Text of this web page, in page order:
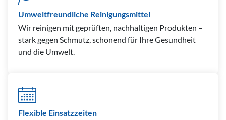
Umweltfreundliche Reinigungsmittel
Wir reinigen mit geprüften, nachhaltigen Produkten –
stark gegen Schmutz, schonend für Ihre Gesundheit
und die Umwelt.
Flexible Einsatzzeiten